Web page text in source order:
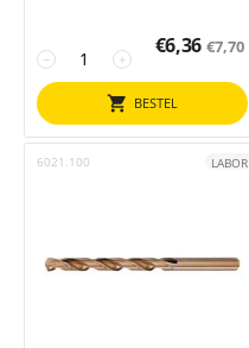
+
−
€6,36 €7,70
BESTEL
6021.100 LABOR